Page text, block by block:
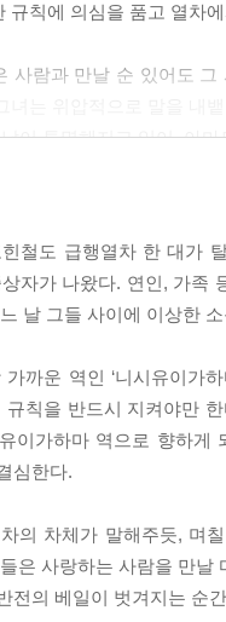
규칙에 의심을 품고 열차
사람과 만날 순 있어도
이 투명해지고 있어. 아
구로랑 신나게 놀고, 돈
, 영원히.”
은 공무점에서 일하는 아
는 사시사철 때 묻은 작업
하수구를 청소하거나
인지 나는 절대로 아버
에 입학했다. 그뿐만 아
철도 급행열차 한 대가
자가 나왔다. 연인, 가족
날 그들 사이에 이상한
까운 역인 ‘니시유이가
규칙을 반드시 지켜야만
이가하마 역으로 향하게
심한다.
의 차체가 말해주듯, 며
은 사랑하는 사람을 만날
전의 베일이 벗겨지는 순